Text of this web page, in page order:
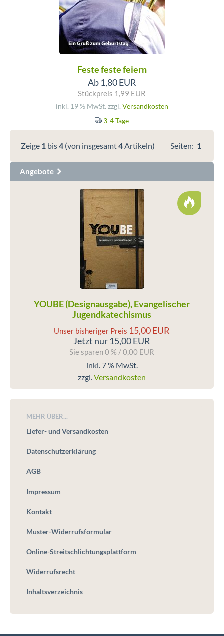
Feste feste feiern
Ab 1,80 EUR
Stückpreis 1,99 EUR
inkl. 19 % MwSt. zzgl. Versandkosten
3-4 Tage
Zeige 1 bis4 (von insgesamt4Artikeln) Seiten: 1
Angebote
YOUBE (Designausgabe), Evangelischer
Jugendkatechismus
Unser bisheriger Preis 15,00 EUR
Jetzt nur 15,00 EUR
Sie sparen 0 % / 0,00 EUR
inkl. 7 % MwSt.
zzgl.Versandkosten
MEHR ÜBER...
Liefer- und Versandkosten
Datenschutzerklärung
AGB
Impressum
Kontakt
Muster-Widerrufsformular
Online-Streitschlichtungsplattform
Widerrufsrecht
Inhaltsverzeichnis